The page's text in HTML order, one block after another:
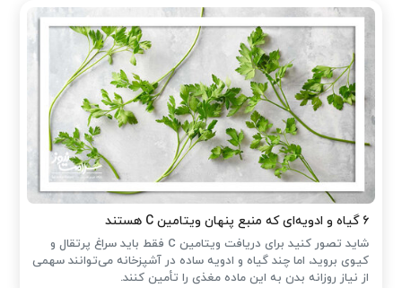
۶ گیاه و ادویه‌ای که منبع پنهان ویتامین C هستند
شاید تصور کنید برای دریافت ویتامین C فقط باید سراغ پرتقال و
کیوی بروید، اما چند گیاه و ادویه ساده در آشپزخانه می‌توانند سهمی
از نیاز روزانه بدن به این ماده مغذی را تأمین کنند.